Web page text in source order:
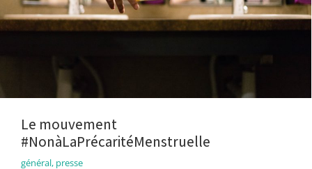
Le mouvement
#NonàLaPrécaritéMenstruelle
général, presse